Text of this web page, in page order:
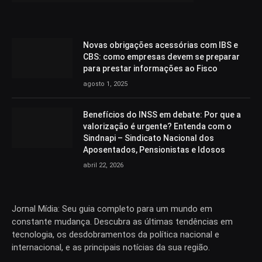
Novas obrigações acessórias com IBS e
CBS: como empresas devem se preparar
para prestar informações ao Fisco
agosto 1, 2025
Benefícios do INSS em debate: Por que a
valorização é urgente? Entenda com o
Sindnapi – Sindicato Nacional dos
Aposentados, Pensionistas e Idosos
abril 22, 2026
Jornal Mídia: Seu guia completo para um mundo em
constante mudança. Descubra as últimas tendências em
tecnologia, os desdobramentos da política nacional e
internacional, e as principais notícias da sua região.